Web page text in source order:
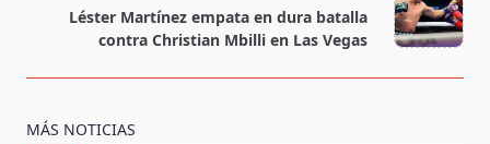
reader-
text">Page</span>
Léster Martínez empata en dura batalla
contra Christian Mbilli en Las Vegas
MÁS NOTICIAS